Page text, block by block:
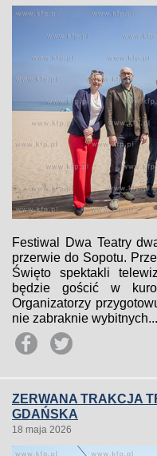
Festiwal Dwa Teatry
przerwie do Sopotu.
Święto spektakli
będzie gościć w
Organizatorzy
nie zabraknie wybitnych...
ZERWANA TRAKCJA
GDAŃSKA
18 maja 2026